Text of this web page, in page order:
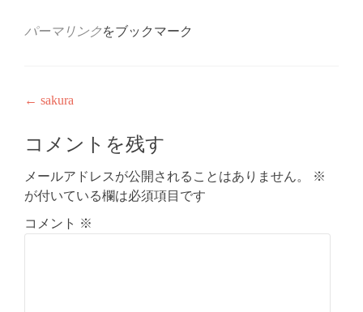
パーマリンクをブックマーク
投
稿
ナ
ビ
ゲ
← sakura
コメントを残す
メールアドレスが公開されることはありません。
※
が付いている欄は必須項目です
コメント ※